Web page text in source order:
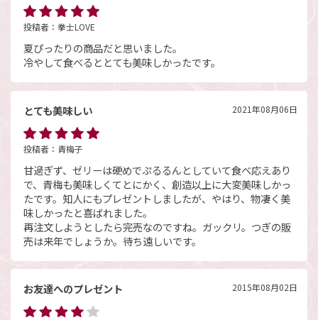
投稿者： 拳士LOVE
夏ぴったりの商品だと思いました。
冷やして食べるととても美味しかったです。
とても美味しい 2021年08月06日
投稿者： 青梅子
甘過ぎず、ゼリーは硬めでぷるるんとしていて食べ応えあり
で、青梅も美味しくてとにかく、創造以上に大変美味しかっ
たです。知人にもプレゼントしましたが、やはり、物凄く美
味しかったと喜ばれました。
再注文しようとしたら完売なのですね。ガックリ。つぎの販
売は来年でしょうか。待ち遠しいです。
お友達へのプレゼント 2015年08月02日